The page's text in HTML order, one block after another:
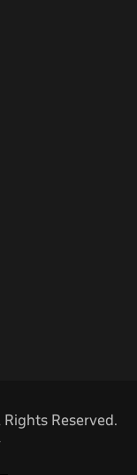
Reserved.